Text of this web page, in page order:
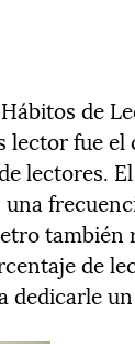
de
fue
lectores.
de